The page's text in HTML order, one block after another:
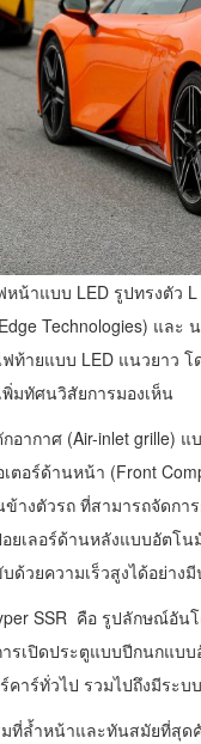
หน้าแบบ LED รูปทรงตัว
Technologies) และ
ฟท้ายแบบ LED แนวยาว
มทัศนวิสัยการมองเห็น
อากาศ (Air-inlet grille)
ตอร์ด้านหน้า (Front
างตัวรถ ที่สามารถจัดก
เลอร์ด้านหลังแบบอัตโน
ด้วยความเร็วสูงได้อย่าง
SSR คือ รูปลักษณ์อัน
รเปิดประตูแบบปีกนกแบ
คาร์ทั่วไป รวมไปถึงมีระ
มที่ล้ำหน้าและทันสมัยที่สุ